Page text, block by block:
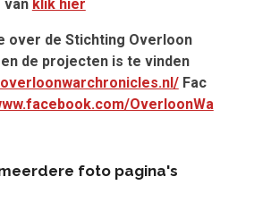
van klik hier
over de Stichting Overloon
de projecten is te vinden
Fac
OverloonWa
foto pagina's